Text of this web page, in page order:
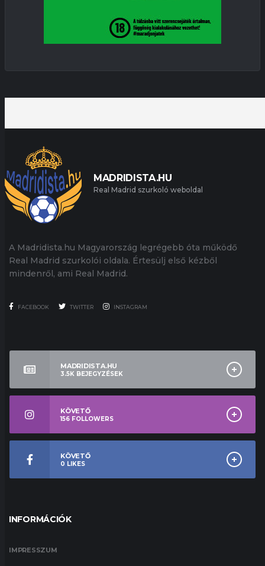
MADRIDISTA.HU
Real Madrid szurkoló weboldal
A Madridista.hu Magyarország legrégebb óta működő
Real Madrid szurkolói oldala. Értesülj első kézből
mindenről, ami Real Madrid.
FACEBOOK TWITTER INSTAGRAM
MADRIDISTA.HU
3.5K BEJEGYZÉSEK
KÖVETŐ
156 FOLLOWERS
KÖVETŐ
0 LIKES
INFORMÁCIÓK
IMPRESSZUM